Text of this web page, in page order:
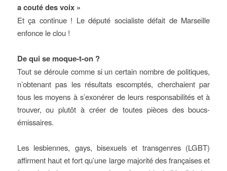
a couté des voix »
Et ça continue ! Le député socialiste défait de Marseille
enfonce le clou !
De qui se moque-t-on ?
Tout se déroule comme si un certain nombre de politiques,
n’obtenant pas les résultats escomptés, cherchaient par
tous les moyens à s’exonérer de leurs responsabilités et à
trouver, ou plutôt à créer de toutes pièces des boucs-
émissaires.
Les lesbiennes, gays, bisexuels et transgenres (LGBT)
affirment haut et fort qu’une large majorité des françaises et